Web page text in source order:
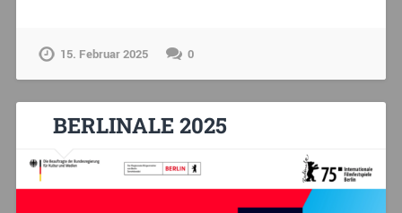
15. Februar 2025 0
BERLINALE 2025